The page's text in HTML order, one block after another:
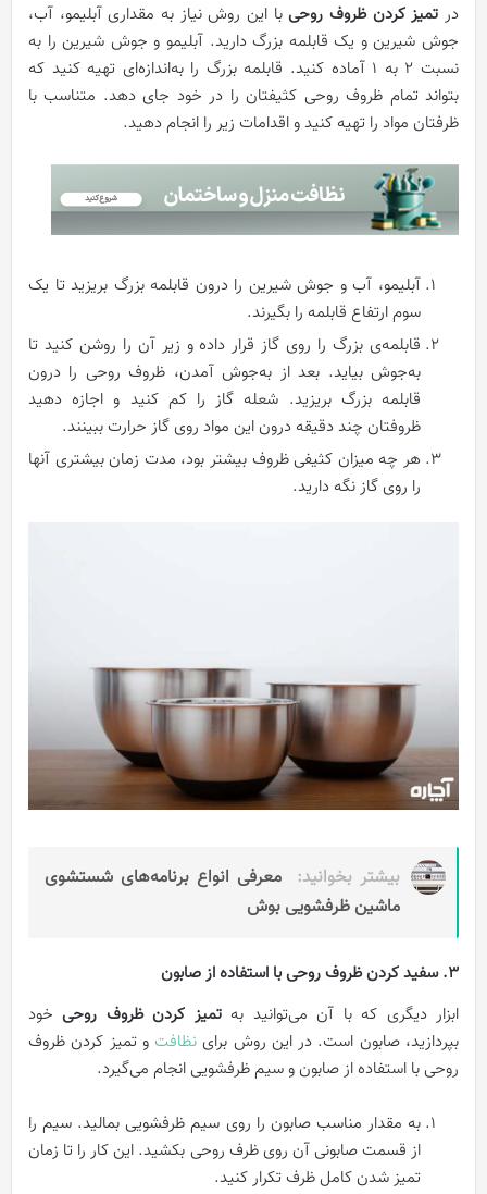
در تمیز کردن ظروف روحیبا این روش نیاز به مقداری آبلیمو، آب،
جوش شیرین و یک قابلمه بزرگ دارید. آبلیمو و جوش شیرین را به
نسبت 2 به 1 آماده کنید. قابلمه بزرگ را به‌اندازه‌ای تهیه کنید که
بتواند تمام ظروف روحی کثیفتان را در خود جای دهد. متناسب با
ظرفتان مواد را تهیه کنید و اقدامات زیر را انجام دهید.
آبلیمو، آب و جوش شیرین را درون قابلمه بزرگ بریزید تا یک
سوم ارتفاع قابلمه را بگیرند.
قابلمه‌ی بزرگ را روی گاز قرار داده و زیر آن را روشن کنید تا
به‌جوش بیاید. بعد از به‌جوش آمدن، ظروف روحی را درون
قابلمه بزرگ بریزید. شعله گاز را کم کنید و اجازه دهید
ظروفتان چند دقیقه درون این مواد روی گاز حرارت ببینند.
هر چه میزان کثیفی ظروف بیشتر بود، مدت زمان بیشتری آنها
را روی گاز نگه دارید.
بیشتر بخوانید: معرفی انواع برنامه‌های شستشوی
ماشین ظرفشویی بوش
3. سفید کردن ظروف روحی با استفاده از صابون
ابزار دیگری که با آن می‌توانید بهتمیز کردن ظروف روحیخود
بپردازید، صابون است. در این روش برای نظافتو تمیز کردن ظروف
روحی با استفاده از صابون و سیم ظرفشویی انجام می‌گیرد.
به مقدار مناسب صابون را روی سیم ظرفشویی بمالید. سیم را
از قسمت صابونی آن روی ظرف روحی بکشید. این کار را تا زمان
تمیز شدن کامل ظرف تکرار کنید.